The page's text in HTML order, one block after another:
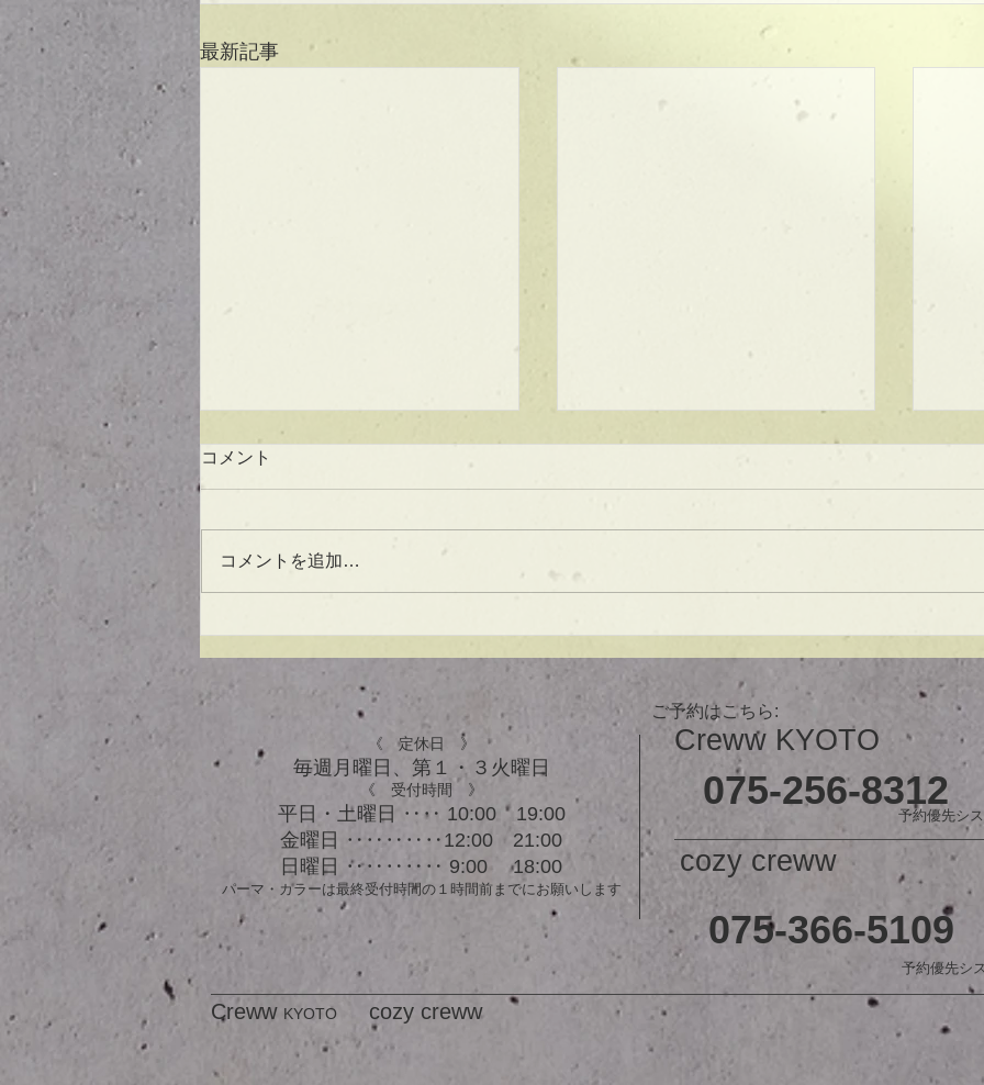
最新記事
バスオイル★
★ラインボブ【ぱつっとボ
で貴方だけのまとまるボブを提供
較的ご予約に空きがあります。
メニューが決まらない方はご相談
クーポンをご活用下さいませ。...
ュ！
コメント
コメントを追加…
ご予約はこちら:
《 定休日 》
毎週月曜日、​第１・３火曜日
《 受付時間 》
平日・土曜日 ‥‥ 10:00 19:00
金曜日 ‥‥‥‥‥12:00 21:00
日曜日 ‥‥‥‥‥ 9:00 18:00
パーマ・カラーは最終受付時間の１時間前までにお願いします
予約優先シ
Creww KYOTO
075-256-8312
cozy creww
075-366-5109
予約優先シ
Creww KYOTO cozy creww